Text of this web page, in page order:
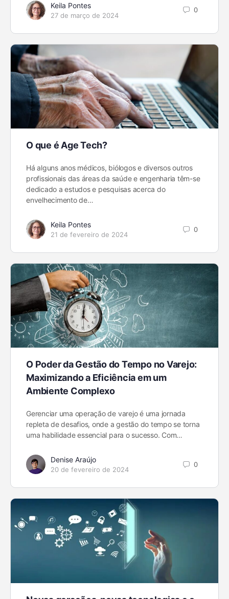
Keila Pontes
27 de março de 2024
0
O que é Age Tech?
Há alguns anos médicos, biólogos e diversos outros
profissionais das áreas da saúde e engenharia têm-se
dedicado a estudos e pesquisas acerca do
envelhecimento de…
Keila Pontes
21 de fevereiro de 2024
0
O Poder da Gestão do Tempo no Varejo:
Maximizando a Eficiência em um
Ambiente Complexo
Gerenciar uma operação de varejo é uma jornada
repleta de desafios, onde a gestão do tempo se torna
uma habilidade essencial para o sucesso. Com…
Denise Araújo
20 de fevereiro de 2024
0